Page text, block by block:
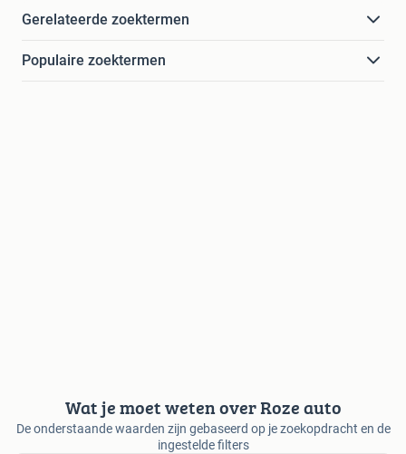
Gerelateerde zoektermen
Populaire zoektermen
Wat je moet weten over Roze auto
De onderstaande waarden zijn gebaseerd op je zoekopdracht en de
ingestelde filters